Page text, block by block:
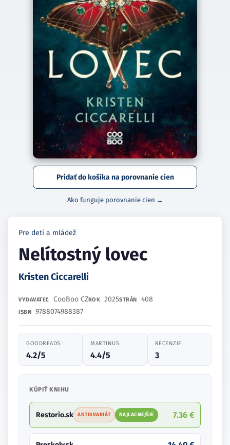
Pridať do košíka na porovnanie cien
Ako funguje porovnanie cien →
Pre deti a mládež
Nelítostný lovec
Kristen Ciccarelli
VYDAVATEĽ CooBoo CZROK 2025STRÁN 408
ISBN 9788074988387
GOODREADS
4.2/5
MARTINUS
4.4/5
RECENZIE
3
KÚPIŤ KNIHU
Restorio.sk ANTIKVARIÁT NAJLACNEJŠIE 7.36 €